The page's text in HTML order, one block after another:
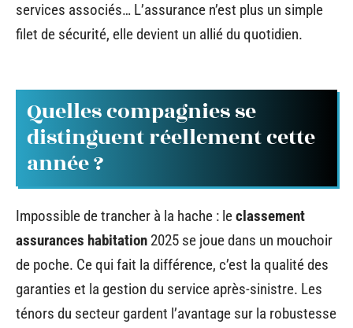
services associés… L’assurance n’est plus un simple
filet de sécurité, elle devient un allié du quotidien.
Quelles compagnies se
distinguent réellement cette
année ?
Impossible de trancher à la hache : leclassement
assurances habitation 2025 se joue dans un mouchoir
de poche. Ce qui fait la différence, c’est la qualité des
garanties et la gestion du service après-sinistre. Les
ténors du secteur gardent l’avantage sur la robustesse